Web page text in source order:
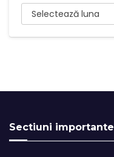
Arhive
Sectiuni importante